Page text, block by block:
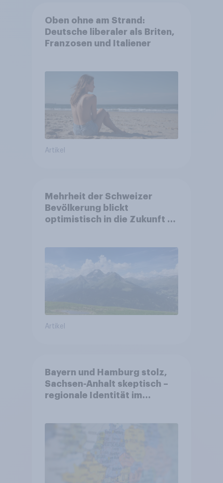
Oben ohne am Strand:
Deutsche liberaler als Briten,
Franzosen und Italiener
Artikel
Mehrheit der Schweizer
Bevölkerung blickt
optimistisch in die Zukunft –
Altersvorsorge
Artikel
Bayern und Hamburg stolz,
Sachsen-Anhalt skeptisch –
regionale Identität im